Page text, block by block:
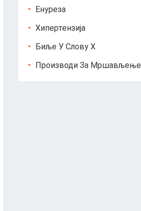
Енуреза
Хипертензија
Биље У Слову Х
Производи За Мршављење